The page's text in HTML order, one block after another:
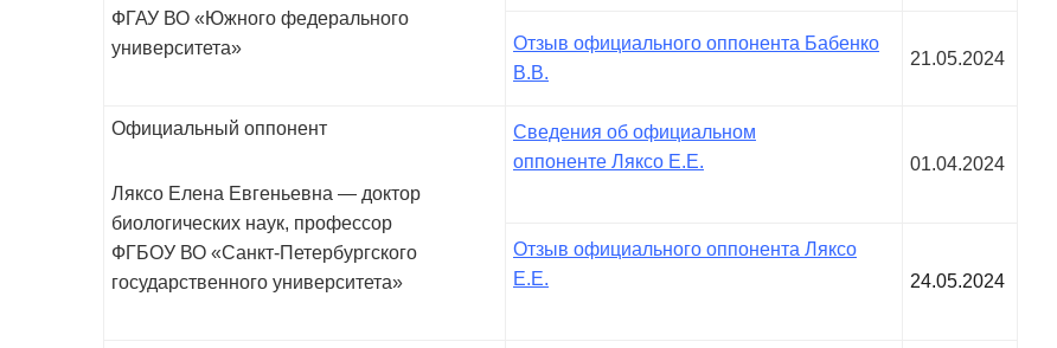
ФГАУ ВО «Южного федерального
университета»
Отзыв официального оппонента Бабенко
В.В.
21.05.2024
Официальный оппонент
Ляксо Елена Евгеньевна — доктор
биологических наук, профессор
ФГБОУ ВО «Санкт-Петербургского
государственного университета»
Сведения об официальном
оппоненте Ляксо Е.Е.
01.04.2024
Отзыв официального оппонента Ляксо
Е.Е.
24.05.2024